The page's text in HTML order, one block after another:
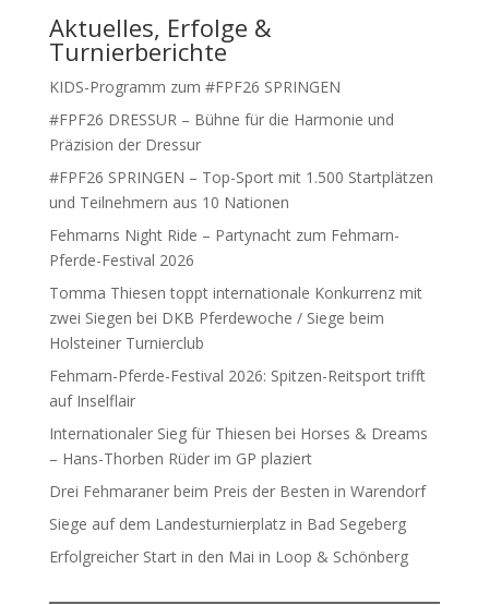
Aktuelles, Erfolge &
Turnierberichte
KIDS-Programm zum #FPF26 SPRINGEN
#FPF26 DRESSUR – Bühne für die Harmonie und
Präzision der Dressur
#FPF26 SPRINGEN – Top-Sport mit 1.500 Startplätzen
und Teilnehmern aus 10 Nationen
Fehmarns Night Ride – Partynacht zum Fehmarn-
Pferde-Festival 2026
Tomma Thiesen toppt internationale Konkurrenz mit
zwei Siegen bei DKB Pferdewoche / Siege beim
Holsteiner Turnierclub
Fehmarn-Pferde-Festival 2026: Spitzen-Reitsport trifft
auf Inselflair
Internationaler Sieg für Thiesen bei Horses & Dreams
– Hans-Thorben Rüder im GP plaziert
Drei Fehmaraner beim Preis der Besten in Warendorf
Siege auf dem Landesturnierplatz in Bad Segeberg
Erfolgreicher Start in den Mai in Loop & Schönberg